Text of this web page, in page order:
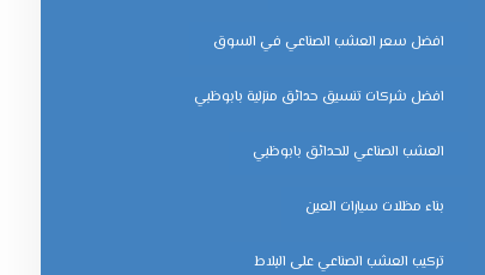
افضل سعر العشب الصناعي في السوق
افضل شركات تنسيق حدائق منزلية بابوظبي
العشب الصناعي للحدائق بابوظبي
بناء مظلات سيارات العين
تركيب العشب الصناعي على البلاط